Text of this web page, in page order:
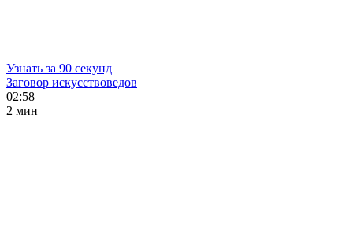
Узнать за 90 секунд
Заговор искусствоведов
02:58
2 мин